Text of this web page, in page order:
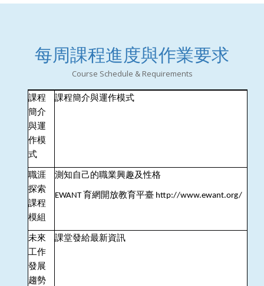
每周課程進度與作業要求
Course Schedule & Requirements
課程
簡介
與運
作模
式
課程簡介與運作模式
職涯
探索
課程
模組
測知自己的職業興趣及性格
EWANT育網開放教育平臺 http://www.ewant.org/
未來
工作
發展
趨勢
課堂發給最新資訊